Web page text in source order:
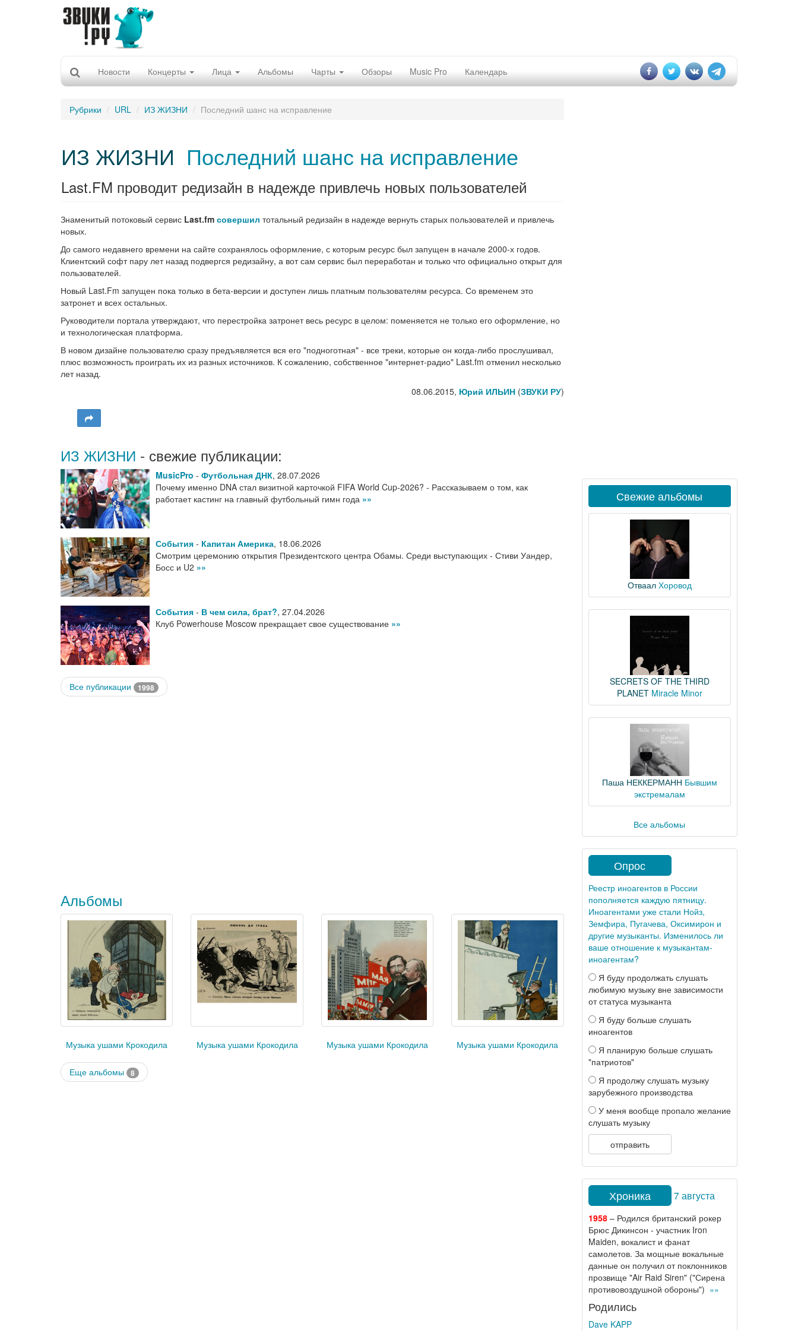
Новости Концерты Лица Альбомы Чарты Обзоры Music Pro Календарь
Рубрики URL ИЗ ЖИЗНИ Последний шанс на исправление
ИЗ ЖИЗНИ Последний шанс на исправление
Last.FM проводит редизайн в надежде привлечь новых пользователей
Знаменитый потоковый сервис Last.fm совершил тотальный редизайн в надежде вернуть старых пользователей и привлечь
новых.
До самого недавнего времени на сайте сохранялось оформление, с которым ресурс был запущен в начале 2000-х годов.
Клиентский софт пару лет назад подвергся редизайну, а вот сам сервис был переработан и только что официально открыт для
пользователей.
Новый Last.Fm запущен пока только в бета-версии и доступен лишь платным пользователям ресурса. Со временем это
затронет и всех остальных.
Руководители портала утверждают, что перестройка затронет весь ресурс в целом: поменяется не только его оформление, но
и технологическая платформа.
В новом дизайне пользователю сразу предъявляется вся его "подноготная" - все треки, которые он когда-либо прослушивал,
плюс возможность проиграть их из разных источников. К сожалению, собственное "интернет-радио" Last.fm отменил несколько
лет назад.
08.06.2015, Юрий ИЛЬИН(ЗВУКИ РУ)
ИЗ ЖИЗНИ - свежие публикации:
MusicPro - Футбольная ДНК, 28.07.2026
Почему именно DNA стал визитной карточкой FIFA World Cup-2026? - Рассказываем о том, как
работает кастинг на главный футбольный гимн года »»
События - Капитан Америка, 18.06.2026
Смотрим церемонию открытия Президентского центра Обамы. Среди выступающих - Стиви Уандер,
Босс и U2 »»
События - В чем сила, брат?, 27.04.2026
Клуб Powerhouse Moscow прекращает свое существование »»
Все публикации 1998
Альбомы
Музыка ушами Крокодила Музыка ушами Крокодила Музыка ушами Крокодила Музыка ушами Крокодила
Еще альбомы 8
Свежие альбомы
Отваал Хоровод
SECRETS OF THE THIRD
PLANET Miracle Minor
Паша НЕККЕРМАНН Бывшим
экстремалам
Все альбомы
Опрос
Реестр иноагентов в России
пополняется каждую пятницу.
Иноагентами уже стали Нойз,
Земфира, Пугачева, Оксимирон и
другие музыканты. Изменилось ли
ваше отношение к музыкантам-
иноагентам?
Я буду продолжать слушать
любимую музыку вне зависимости
от статуса музыканта
Я буду больше слушать
иноагентов
Я планирую больше слушать
"патриотов"
Я продолжу слушать музыку
зарубежного производства
У меня вообще пропало желание
слушать музыку
отправить
Хроника 7 августа
1958– Родился британский рокер
Брюс Дикинсон - участник Iron
Maiden, вокалист и фанат
самолетов. За мощные вокальные
данные он получил от поклонников
прозвище "Air Raid Siren" ("Сирена
противовоздушной обороны") »»
Родились
Dave KAPP